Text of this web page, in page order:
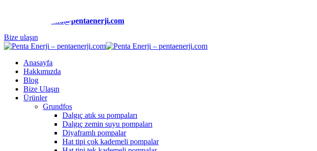
info@pentaenerji.com
Bize ulaşın
Anasayfa
Hakkımızda
Blog
Bize Ulaşın
Ürünler
Grundfos
Dalgıç atık su pompaları
Dalgıç zemin suyu pompaları
Diyaframlı pompalar
Hat tipi çok kademeli pompalar